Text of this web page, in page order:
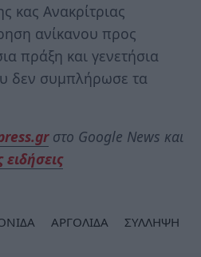
κας Ανακρίτριας
ανίκανου προς
πράξη και γενετήσια
δεν συμπλήρωσε τα
στο Google News και
ειδήσεις
ΑΡΓΟΛΙΔΑ ΣΥΛΛΗΨΗ